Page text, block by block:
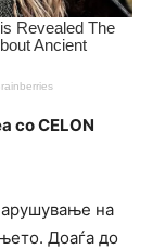
со CELON
на
Доаѓа до